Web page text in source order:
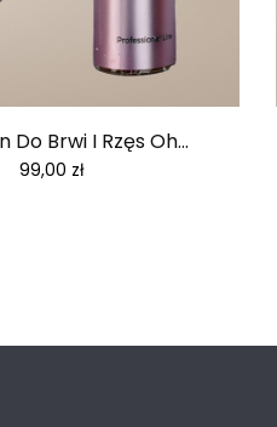
Do Brwi I Rzęs Oh...
Cena
99,00 zł